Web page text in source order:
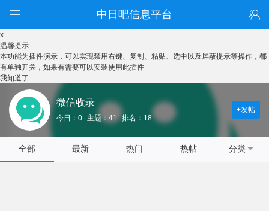
中日吧信息平台
x
温馨提示
本功能为插件演示，可以实现禁用右键、复制、粘贴、选中以及屏蔽提示等操作，都
有单独开关，如果有需要可以安装使用此插件
我知道了
微信收录
今日：0 主题：41 排名：18
+发帖
全部 最新 热门 热帖 分类